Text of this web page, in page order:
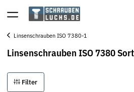
Linsenschrauben ISO 7380-1
Linsenschrauben ISO 7380
Filter